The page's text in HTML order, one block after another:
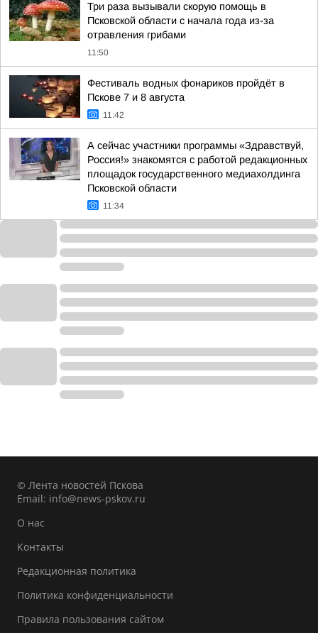
Три раза вызывали скорую помощь в
Псковской области с начала года из-за
отравления грибами
11:50
Фестиваль водных фонариков пройдёт в
Пскове 7 и 8 августа
11:42
А сейчас участники программы «Здравствуй,
Россия!» знакомятся с работой редакционных
площадок государственного медиахолдинга
Псковской области
11:34
© Лента новостей Пскова
Email: info@news-pskov.ru
О нас
Контакты
Редакционная политика
Политика конфиденциальности
Правила пользования сайтом